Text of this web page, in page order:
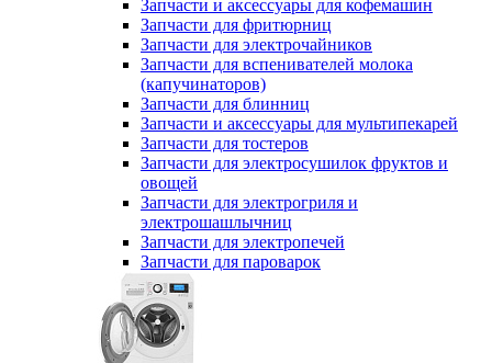
Запчасти и аксессуары для кофемашин
Запчасти для фритюрниц
Запчасти для электрочайников
Запчасти для вспенивателей молока
(капучинаторов)
Запчасти для блинниц
Запчасти и аксессуары для мультипекарей
Запчасти для тостеров
Запчасти для электросушилок фруктов и
овощей
Запчасти для электрогриля и
электрошашлычниц
Запчасти для электропечей
Запчасти для пароварок